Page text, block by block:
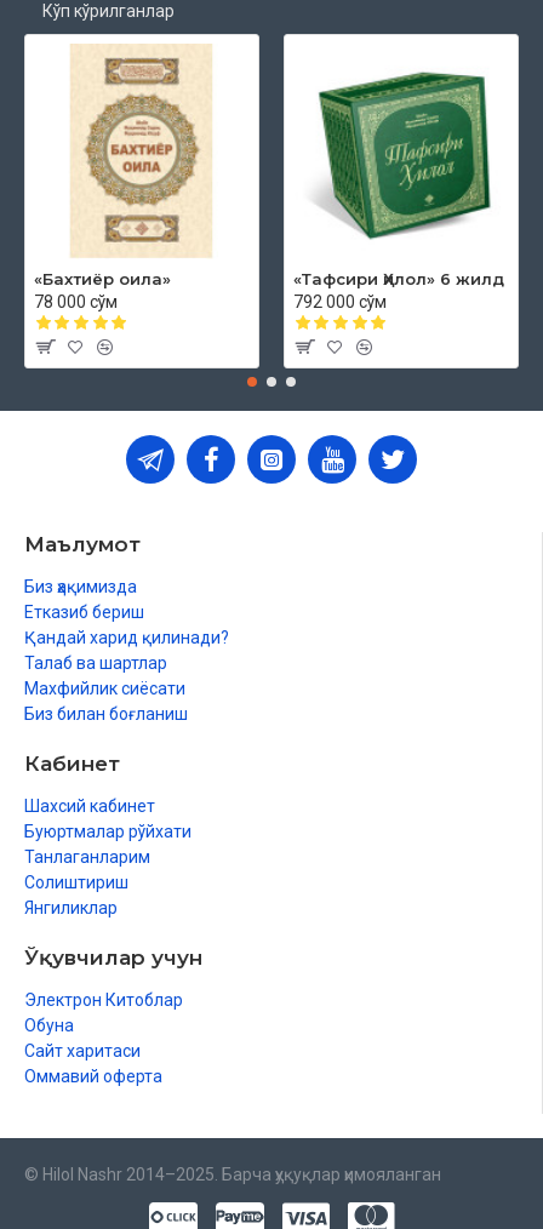
Кўп кўрилганлар
«Бахтиёр оила»
78 000 сўм
«Тафсири Ҳилол» 6 жилд
792 000 сўм
Маълумот
Биз ҳақимизда
Етказиб бериш
Қандай харид қилинади?
Талаб ва шартлар
Махфийлик сиёсати
Биз билан боғланиш
Кабинет
Шахсий кабинет
Буюртмалар рўйхати
Танлаганларим
Солиштириш
Янгиликлар
Ўқувчилар учун
Электрон Китоблар
Обуна
Сайт харитаси
Оммавий оферта
© Hilol Nashr 2014–2025. Барча ҳуқуқлар ҳимояланган